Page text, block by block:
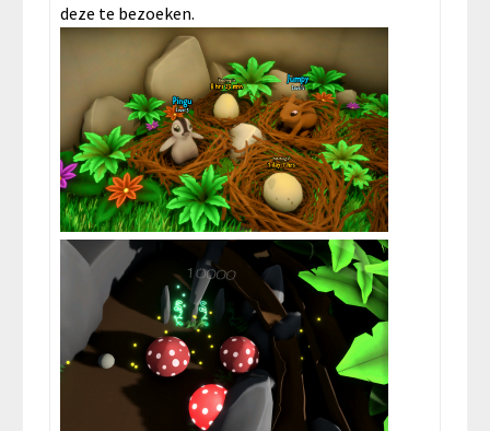
deze te bezoeken.